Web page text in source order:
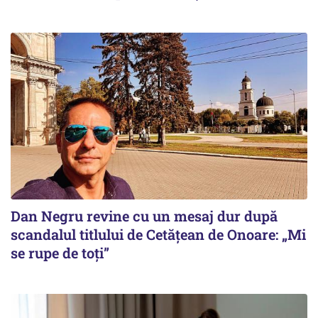
Dan Negru revine cu un mesaj dur după
scandalul titlului de Cetățean de Onoare: „Mi
se rupe de toți”